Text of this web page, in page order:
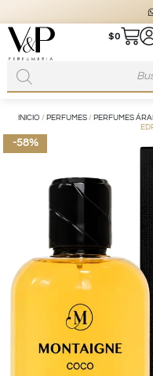
+56 9 3877 3738
$0
INICIO / PERFUMES / PERFUMES
-58%